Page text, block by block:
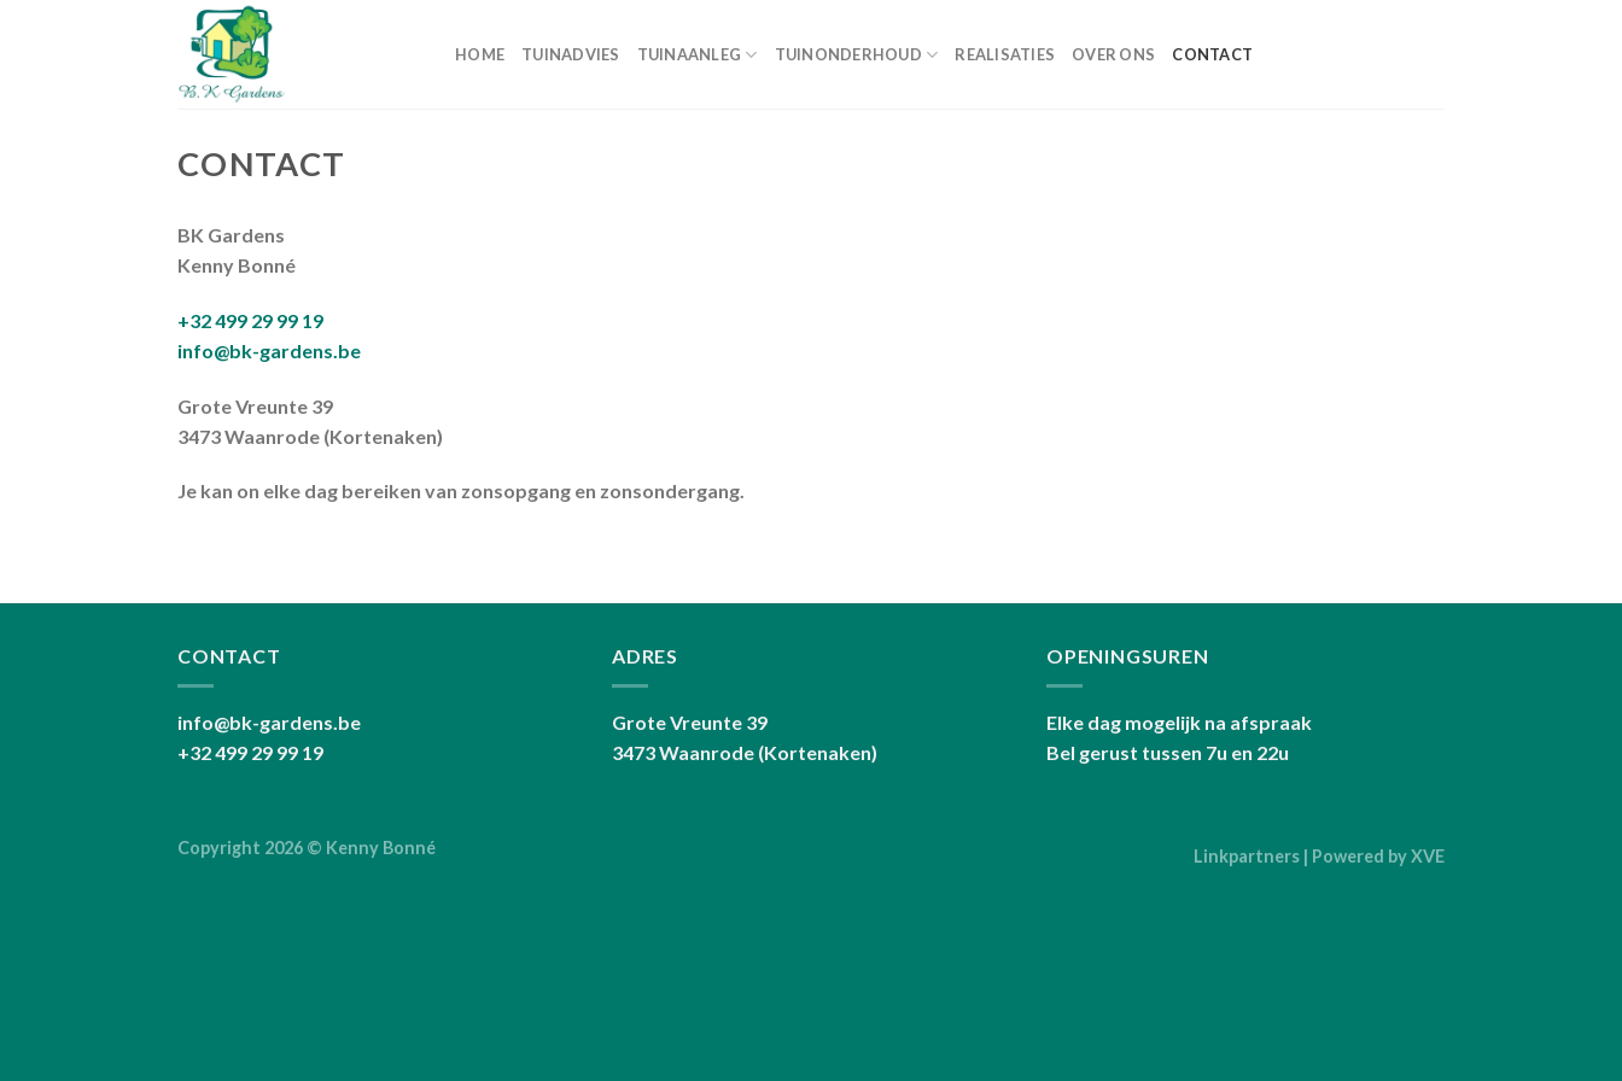
HOME TUINADVIES TUINAANLEG TUINONDERHOUD REALISATIES OVER ONS CONTACT
CONTACT
BK Gardens
Kenny Bonné
+32 499 29 99 19
info@bk-gardens.be
Grote Vreunte 39
3473 Waanrode (Kortenaken)
Je kan on elke dag bereiken van zonsopgang en zonsondergang.
CONTACT
info@bk-gardens.be
+32 499 29 99 19
ADRES
Grote Vreunte 39
3473 Waanrode (Kortenaken)
OPENINGSUREN
Elke dag mogelijk na afspraak
Bel gerust tussen 7u en 22u
Linkpartners | Powered byXVE
Copyright 2026 © Kenny Bonné